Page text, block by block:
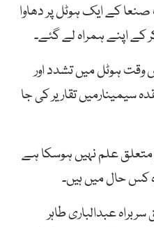
کے ایک ہوٹل پر دھاوا
وقت ہوٹل میں تشدد اور
سیمینارمیں تقاریر کی جا
متعلق علم نہیں ہوسکا ہے
کس حال میں ہیں۔
عبدالباری طاہر